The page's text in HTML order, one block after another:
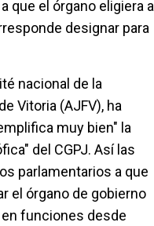
que el órgano eligiera a
designar para
nacional de la
Vitoria (AJFV), ha
muy bien" la
del CGPJ. Así las
parlamentarios a que
el órgano de gobierno
funciones desde